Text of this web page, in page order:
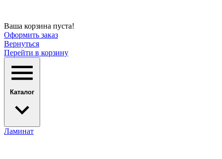
Ваша корзина пуста!
Оформить заказ
Вернуться
Перейти в корзину
Каталог
Ламинат